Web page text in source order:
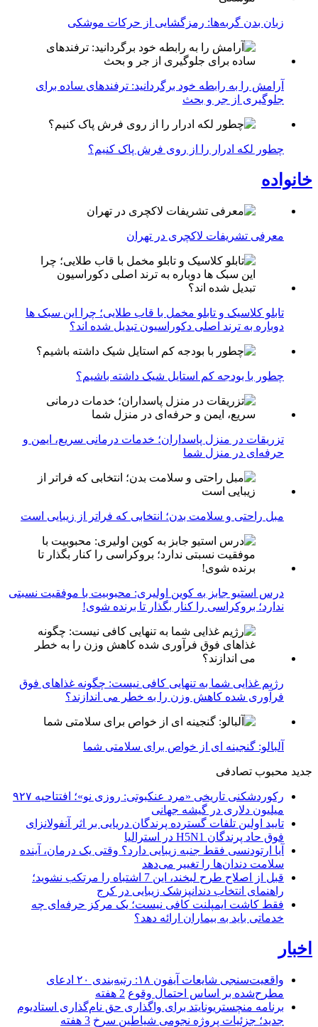
زبان بدن گربه‌ها: رمزگشایی از حرکات موشکی
آرامش را به رابطه خود برگردانید: ترفندهای ساده برای
جلوگیری از جر و بحث
چطور لکه ادرار را از روی فرش پاک کنیم؟
خانواده
معرفی تشریفات لاکچری در تهران
تابلو کلاسیک و تابلو مخمل با قاب طلایی؛ چرا این سبک ها
دوباره به ترند اصلی دکوراسیون تبدیل شده اند؟
چطور با بودجه کم استایل شیک داشته باشیم؟
تزریقات در منزل پاسداران؛ خدمات درمانی سریع، ایمن و
حرفه‌ای در منزل شما
مبل راحتی و سلامت بدن؛ انتخابی که فراتر از زیبایی است
درس استیو جابز به کوین اولیری: محبوبیت با موفقیت نسبتی
ندارد؛ بروکراسی را کنار بگذار تا برنده شوی!
رژیم غذایی شما به تنهایی کافی نیست: چگونه غذاهای فوق
فرآوری شده کاهش وزن را به خطر می اندازند؟
آلبالو: گنجینه ای از خواص برای سلامتی شما
جدید محبوب تصادفی
رکوردشکنی تاریخی «مرد عنکبوتی: روزی نو»؛ افتتاحیه ۹۲۷
میلیون دلاری در گیشه جهانی
تایید اولین تلفات گسترده پرندگان دریایی بر اثر آنفولانزای
فوق حاد پرندگان H5N1 در استرالیا
آیا ارتودنسی فقط جنبه زیبایی دارد؟ وقتی یک درمان، آینده
سلامت دندان‌ها را تغییر می‌دهد
قبل از اصلاح طرح لبخند، این 7 اشتباه را مرتکب نشوید؛
راهنمای انتخاب دندانپزشک زیبایی در کرج
فقط کاشت ایمپلنت کافی نیست؛ یک مرکز حرفه‌ای چه
خدماتی باید به بیماران ارائه دهد؟
اخبار
واقعیت‌سنجی شایعات آیفون ۱۸: رتبه‌بندی ۲۰ ادعای
مطرح‌شده بر اساس احتمال وقوع 2 هفته
برنامه منچستریونایتد برای واگذاری حق نام‌گذاری استادیوم
جدید؛ جزئیات پروژه نجومی شیاطین سرخ 3 هفته